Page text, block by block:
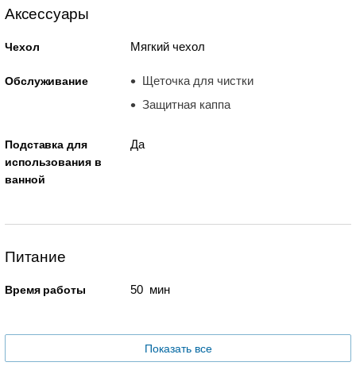
Аксессуары
Чехол Мягкий чехол
Обслуживание
Щеточка для чистки
Защитная каппа
Подставка для
использования в
ванной
Да
Питание
Время работы 50 мин
Показать все